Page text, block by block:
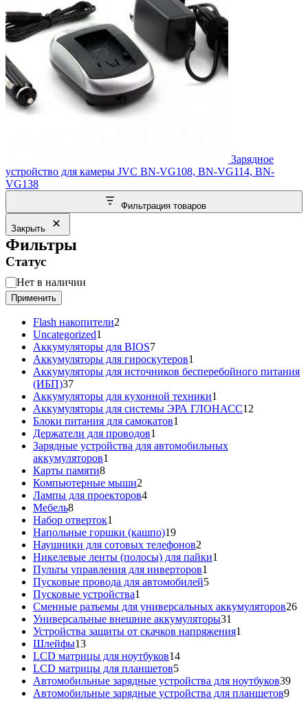
Зарядное
устройство для камеры JVC BN-VG108, BN-VG114, BN-
VG138
Фильтрация товаров
Закрыть
Фильтры
Статус
Статус
Нет в наличии
Применить
Flash накопители2
Uncategorized1
товар
Аккумуляторы для BIOS77
товаров
Аккумуляторы для гироскутеров1
товар
Аккумуляторы для источников бесперебойного питания
(ИБП)3737
товаров
Аккумуляторы для кухонной техники1
товар
Аккумуляторы для системы ЭРА ГЛОНАСС12
Блоки питания для самокатов1
Держатели для проводов1
товар
Зарядные устройства для автомобильных
аккумуляторов1
Карты памяти88
товаров
Компьютерные мыши2
товара
Лампы для проекторов44
Мебель88
товаров
Набор отверток1
товар
Напольные горшки (кашпо)1919
товаров
Наушники для сотовых телефонов2
товара
Никелевые ленты (полосы) для пайки1
Пульты управления для инверторов1
товар
Пусковые провода для автомобилей55
Пусковые устройства1
товар
Сменные разъемы для универсальных аккумуляторов2626
Универсальные внешние аккумуляторы31
товар
Устройства защиты от скачков напряжения1
Шлейфы1313
товаров
LCD матрицы для ноутбуков1414
LCD матрицы для планшетов55
товаров
Автомобильные зарядные устройства для ноутбуков3939
Автомобильные зарядные устройства для планшетов99